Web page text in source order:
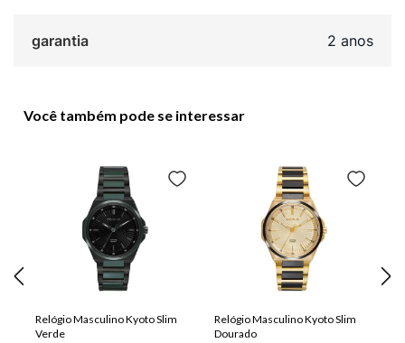
garantia 2 anos
Você também pode se interessar
Relógio Masculino Kyoto Slim
Verde
Relógio Masculino Kyoto Slim
Dourado